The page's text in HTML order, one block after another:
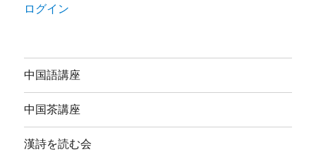
ログイン
中国語講座
中国茶講座
漢詩を読む会